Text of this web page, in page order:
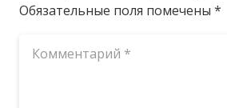
Обязательные поля помечены *